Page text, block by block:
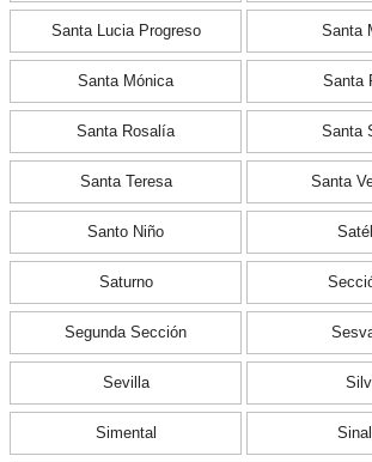
Santa Lucia Progreso Santa
Santa Mónica Santa
Santa Rosalía Santa
Santa Teresa Santa
Santo Niño
Saturno
Segunda Sección
Sevilla
Simental